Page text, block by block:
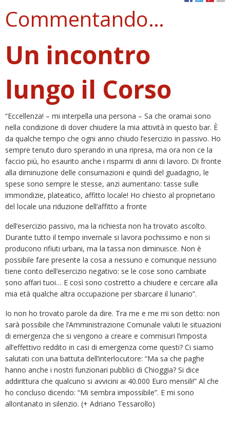
Commentando…
Un incontro
lungo il Corso
“Eccellenza! – mi interpella una persona – Sa che oramai sono
nella condizione di dover chiudere la mia attività in questo bar. È
da qualche tempo che ogni anno chiudo l’esercizio in passivo. Ho
sempre tenuto duro sperando in una ripresa, ma ora non ce la
faccio più, ho esaurito anche i risparmi di anni di lavoro. Di fronte
alla diminuzione delle consumazioni e quindi del guadagno, le
spese sono sempre le stesse, anzi aumentano: tasse sulle
immondizie, plateatico, affitto locale! Ho chiesto al proprietario
del locale una riduzione dell’affitto a fronte
dell’esercizio passivo, ma la richiesta non ha trovato ascolto.
Durante tutto il tempo invernale si lavora pochissimo e non si
producono rifiuti urbani, ma la tassa non diminuisce. Non è
possibile fare presente la cosa a nessuno e comunque nessuno
tiene conto dell’esercizio negativo: se le cose sono cambiate
sono affari tuoi… E così sono costretto a chiudere e cercare alla
mia età qualche altra occupazione per sbarcare il lunario”.
Io non ho trovato parole da dire. Tra me e me mi son detto: non
sarà possibile che l’Amministrazione Comunale valuti le situazioni
di emergenza che si vengono a creare e commisuri l’imposta
all’effettivo reddito in casi di emergenza come questi? Ci siamo
salutati con una battuta dell’interlocutore: “Ma sa che paghe
hanno anche i nostri funzionari pubblici di Chioggia? Si dice
addirittura che qualcuno si avvicini ai 40.000 Euro mensili!” Al che
ho concluso dicendo: “Mi sembra impossibile”. E mi sono
allontanato in silenzio. (+ Adriano Tessarollo)